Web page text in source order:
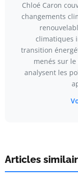
Chloé Caron
changements
climatiques
transition
menés sur
analysent les
Articles